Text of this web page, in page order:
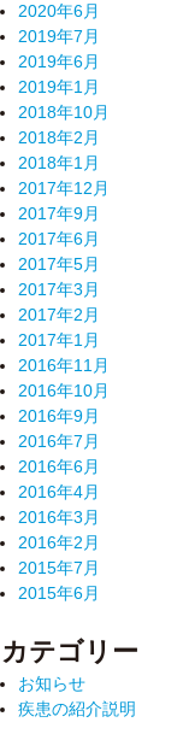
2020年6月
2019年7月
2019年6月
2019年1月
2018年10月
2018年2月
2018年1月
2017年12月
2017年9月
2017年6月
2017年5月
2017年3月
2017年2月
2017年1月
2016年11月
2016年10月
2016年9月
2016年7月
2016年6月
2016年4月
2016年3月
2016年2月
2015年7月
2015年6月
カテゴリー
お知らせ
疾患の紹介説明